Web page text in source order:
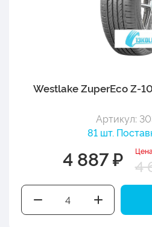
Westlake ZuperEco Z-
Артикул:
81 шт.
4 887 ₽ 4